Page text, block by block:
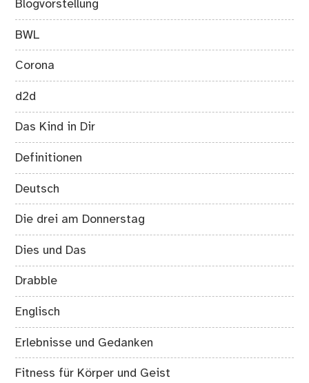
Blogvorstellung
BWL
Corona
d2d
Das Kind in Dir
Definitionen
Deutsch
Die drei am Donnerstag
Dies und Das
Drabble
Englisch
Erlebnisse und Gedanken
Fitness für Körper und Geist